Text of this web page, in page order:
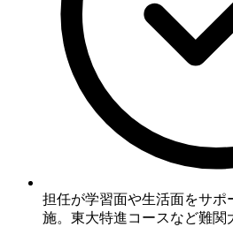
担任が学習面や生活面をサポ
施。東大特進コースなど難関